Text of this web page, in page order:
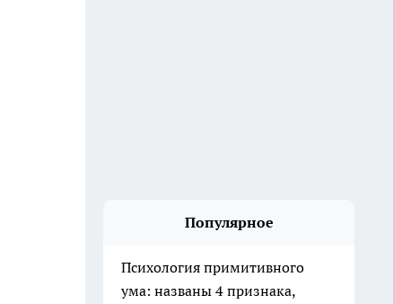
Популярное
Психология примитивного
ума: названы 4 признака,